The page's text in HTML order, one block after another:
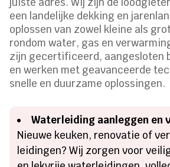
een landelijke dekking en
oplossen van zowel kleine als
rondom water, gas en
zijn gecertificeerd, aangesloten
en werken met geavanceerde
snelle en duurzame oplossingen.
Waterleiding aanleggen en
Nieuwe keuken, renovatie of
leidingen? Wij zorgen voor